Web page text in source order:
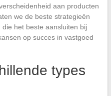
aan producten
we de beste strategieën
het beste aansluiten bij
op succes in vastgoed
types